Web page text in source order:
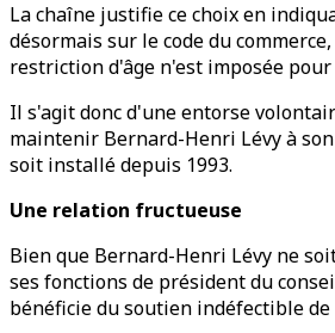
La chaîne justifie ce choix en
désormais sur le code du
restriction d'âge n'est imposée
Il s'agit donc d'une entorse
maintenir Bernard-Henri Lévy à
soit installé depuis 1993.
Une relation fructueuse
Bien que Bernard-Henri Lévy ne
ses fonctions de président du
bénéficie du soutien indéfectible de